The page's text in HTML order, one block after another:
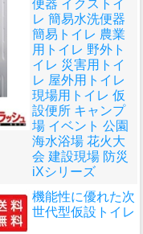
便器 イクストイ
レ 簡易水洗便器
簡易トイレ 農業
用トイレ 野外ト
イレ 災害用トイ
レ 屋外用トイレ
現場用トイレ 仮
設便所 キャンプ
場 イベント 公園
海水浴場 花火大
会 建設現場 防災
iXシリーズ
機能性に優れた次
世代型仮設トイレ